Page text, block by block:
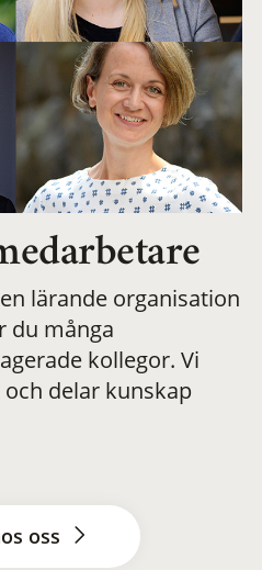
lärande organisation
du många
kollegor. Vi
delar kunskap
oss